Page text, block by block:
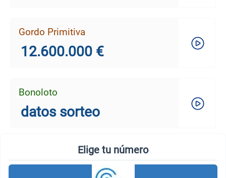
Gordo Primitiva
12.600.000 €
Bonoloto
datos sorteo
Elige tu número